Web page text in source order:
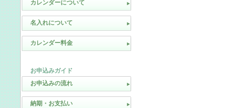
カレンダーについて
名入れについて
カレンダー料金
お申込みガイド
お申込みの流れ
納期・お支払い